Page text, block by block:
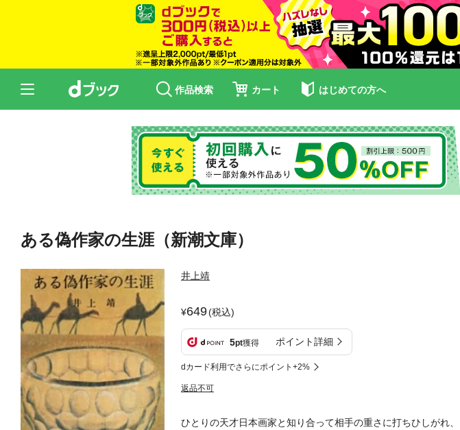
作品検索 カート はじめての方へ
ある偽作家の生涯（新潮文庫）
井上靖
649(税込)
5pt獲得 ポイント詳細
dカード利用でさらにポイント+2%
返品不可
ひとりの天才日本画家と知り合って相手の重さに打ちひしがれ